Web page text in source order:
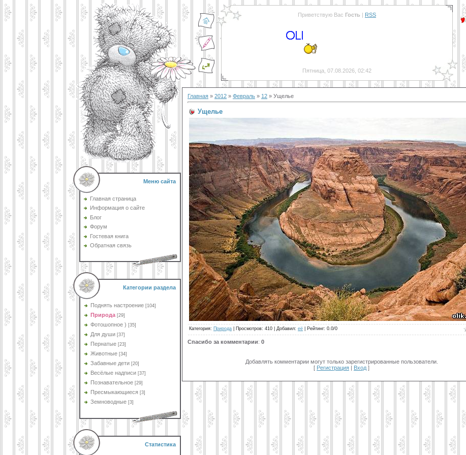
Меню сайта
Главная страница
Информация о сайте
Блог
Форум
Гостевая книга
Обратная связь
Категории раздела
Поднять настроение [104]
Природа [29]
Фотошопное ) [35]
Для души [37]
Пернатые [23]
Животные [34]
Забавные дети [20]
Весёлые надписи [37]
Познавательное [29]
Пресмыкающиеся [3]
Земноводные [3]
Статистика
Приветствую Вас Гость | RSS
Пятница, 07.08.2026, 02:42
Главная » 2012 » Февраль » 12 » Ущелье
Ущелье
Категория: Природа Просмотров: 410 | Добавил: её Рейтинг: 0.0/0
Спасибо за комментарии: 0
Добавлять комментарии могут только зарегистрированные пользователи.
[ Регистрация | Вход ]